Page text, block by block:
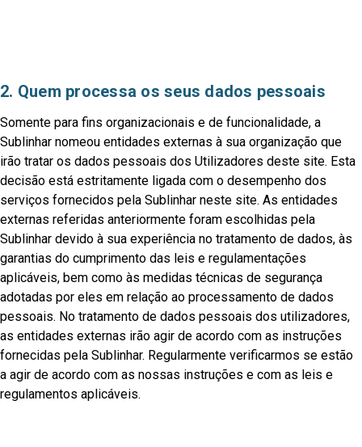
2. Quem processa os seus dados pessoais
Somente para fins organizacionais e de funcionalidade, a
Sublinhar nomeou entidades externas à sua organização que
irão tratar os dados pessoais dos Utilizadores deste site. Esta
decisão está estritamente ligada com o desempenho dos
serviços fornecidos pela Sublinhar neste site. As entidades
externas referidas anteriormente foram escolhidas pela
Sublinhar devido à sua experiência no tratamento de dados, às
garantias do cumprimento das leis e regulamentações
aplicáveis, bem como às medidas técnicas de segurança
adotadas por eles em relação ao processamento de dados
pessoais. No tratamento de dados pessoais dos utilizadores,
as entidades externas irão agir de acordo com as instruções
fornecidas pela Sublinhar. Regularmente verificarmos se estão
a agir de acordo com as nossas instruções e com as leis e
regulamentos aplicáveis.